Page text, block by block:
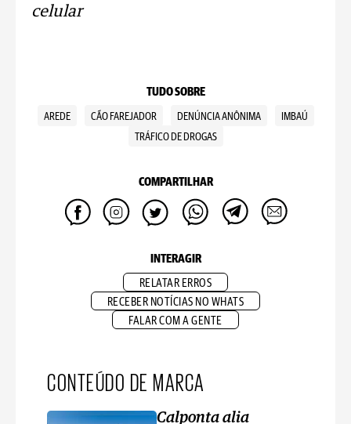
celular
TUDO SOBRE
AREDE CÃO FAREJADOR DENÚNCIA ANÔNIMA
IMBAÚ
TRÁFICO DE DROGAS
COMPARTILHAR
INTERAGIR
RELATAR ERROS
RECEBER NOTÍCIAS NO WHATS
FALAR COM A GENTE
CONTEÚDO DE MARCA
Calponta alia